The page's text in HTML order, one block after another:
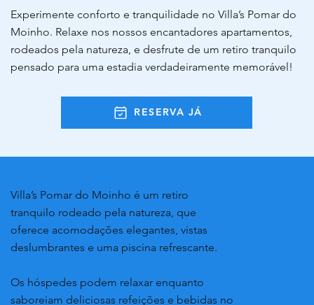
Experimente conforto e tranquilidade no Villa’s Pomar do
Moinho. Relaxe nos nossos encantadores apartamentos,
rodeados pela natureza, e desfrute de um retiro tranquilo
pensado para uma estadia verdadeiramente memorável!
RESERVA JÁ
Villa’s Pomar do Moinho é um retiro
tranquilo rodeado pela natureza, que
oferece acomodações elegantes, vistas
deslumbrantes e uma piscina refrescante.
Os hóspedes podem relaxar enquanto
saboreiam deliciosas refeições e bebidas no